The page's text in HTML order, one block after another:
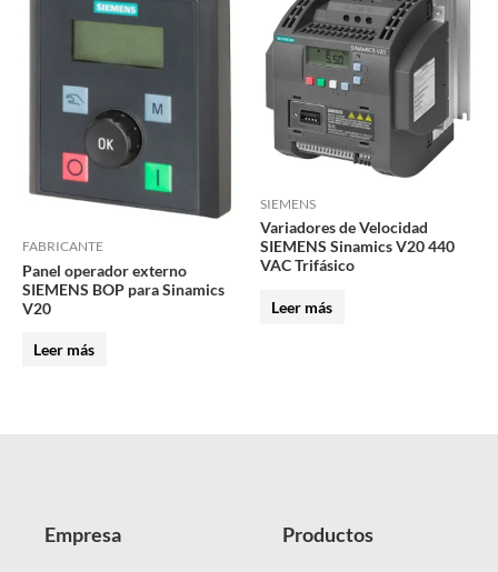
FABRICANTE
Panel operador externo
SIEMENS BOP para Sinamics
V20
Leer más
SIEMENS
Variadores de Velocidad
SIEMENS Sinamics V20 440
VAC Trifásico
Leer más
Empresa Productos